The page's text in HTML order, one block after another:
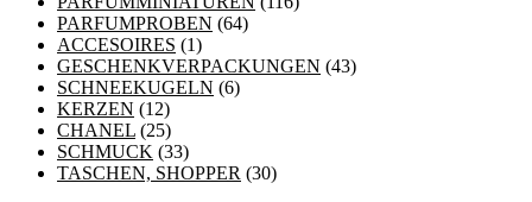
PARFUMPROBEN (64)
ACCESOIRES (1)
GESCHENKVERPACKUNGEN (43)
SCHNEEKUGELN (6)
KERZEN (12)
CHANEL (25)
SCHMUCK (33)
TASCHEN, SHOPPER (30)